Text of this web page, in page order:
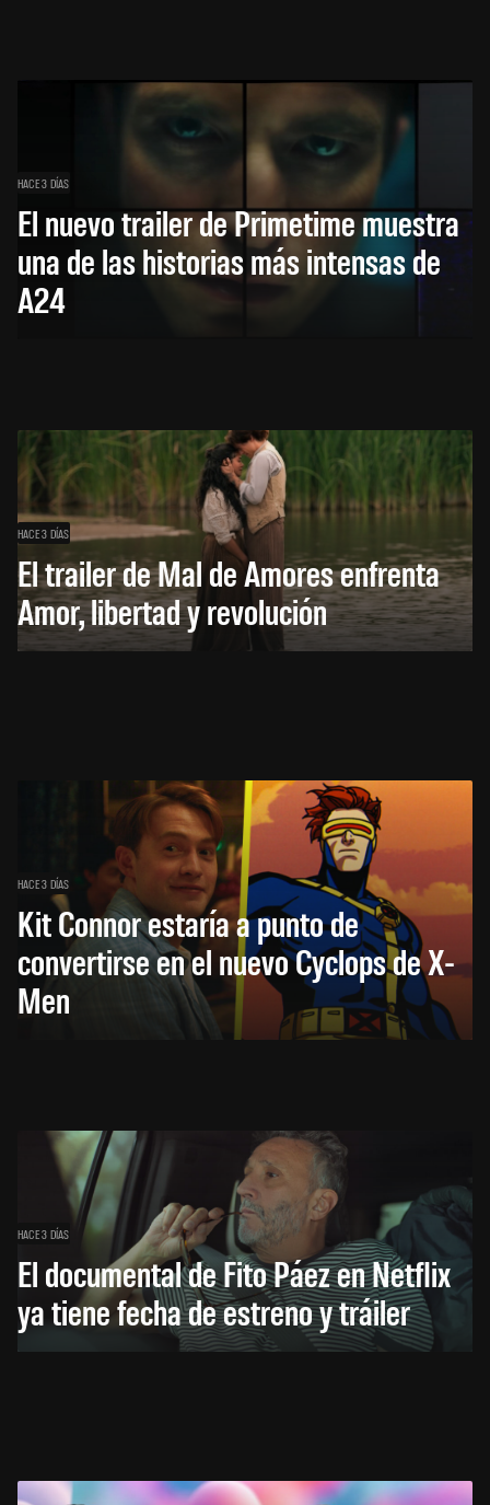
HACE 3 DÍAS
El nuevo trailer de Primetime muestra
una de las historias más intensas de
A24
HACE 3 DÍAS
El trailer de Mal de Amores enfrenta
Amor, libertad y revolución
HACE 3 DÍAS
Kit Connor estaría a punto de
convertirse en el nuevo Cyclops de X-
Men
HACE 3 DÍAS
El documental de Fito Páez en Netflix
ya tiene fecha de estreno y tráiler